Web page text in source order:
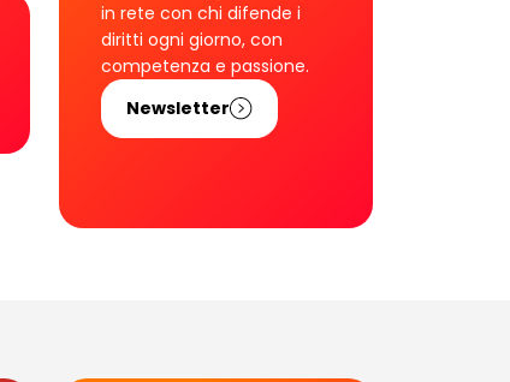
in rete con chi difende i
diritti ogni giorno, con
competenza e passione.
Newsletter